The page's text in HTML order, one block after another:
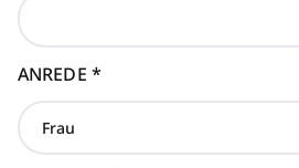
ANREDE *